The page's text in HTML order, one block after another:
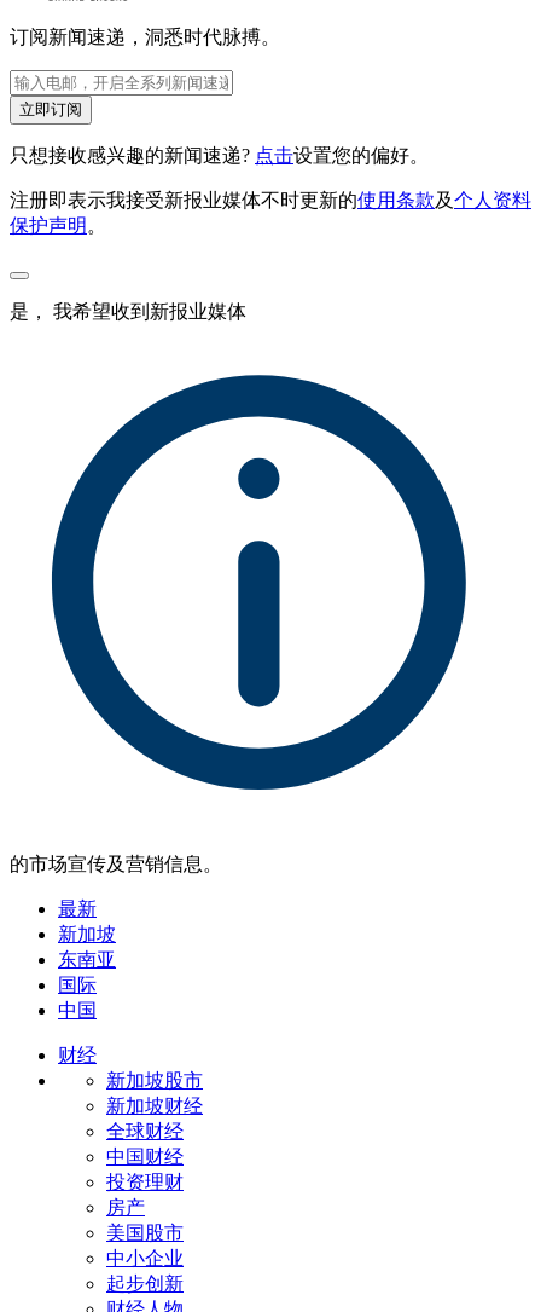
订阅新闻速递，洞悉时代脉搏。
立即订阅
只想接收感兴趣的新闻速递? 点击设置您的偏好。
注册即表示我接受新报业媒体不时更新的使用条款及个人资料
保护声明 。
是， 我希望收到新报业媒体
的市场宣传及营销信息。
最新
新加坡
东南亚
国际
中国
财经
新加坡股市
新加坡财经
全球财经
中国财经
投资理财
房产
美国股市
中小企业
起步创新